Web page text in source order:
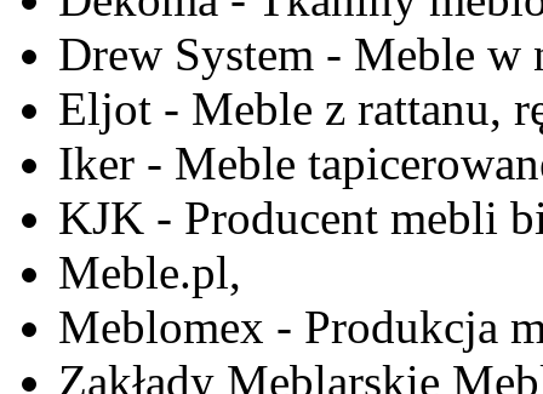
Drew System - Meble w
Eljot - Meble z rattanu,
Iker - Meble
KJK - Producent mebli
Meble.pl,
Meblomex - Produkcja
Zakłady Meblarskie